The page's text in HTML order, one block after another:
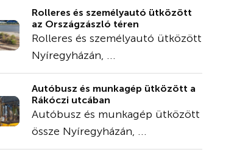
Rolleres és személyautó ütközött
az Országzászló téren
Rolleres és személyautó ütközött
Nyíregyházán, ...
Autóbusz és munkagép ütközött a
Rákóczi utcában
Autóbusz és munkagép ütközött
össze Nyíregyházán, ...